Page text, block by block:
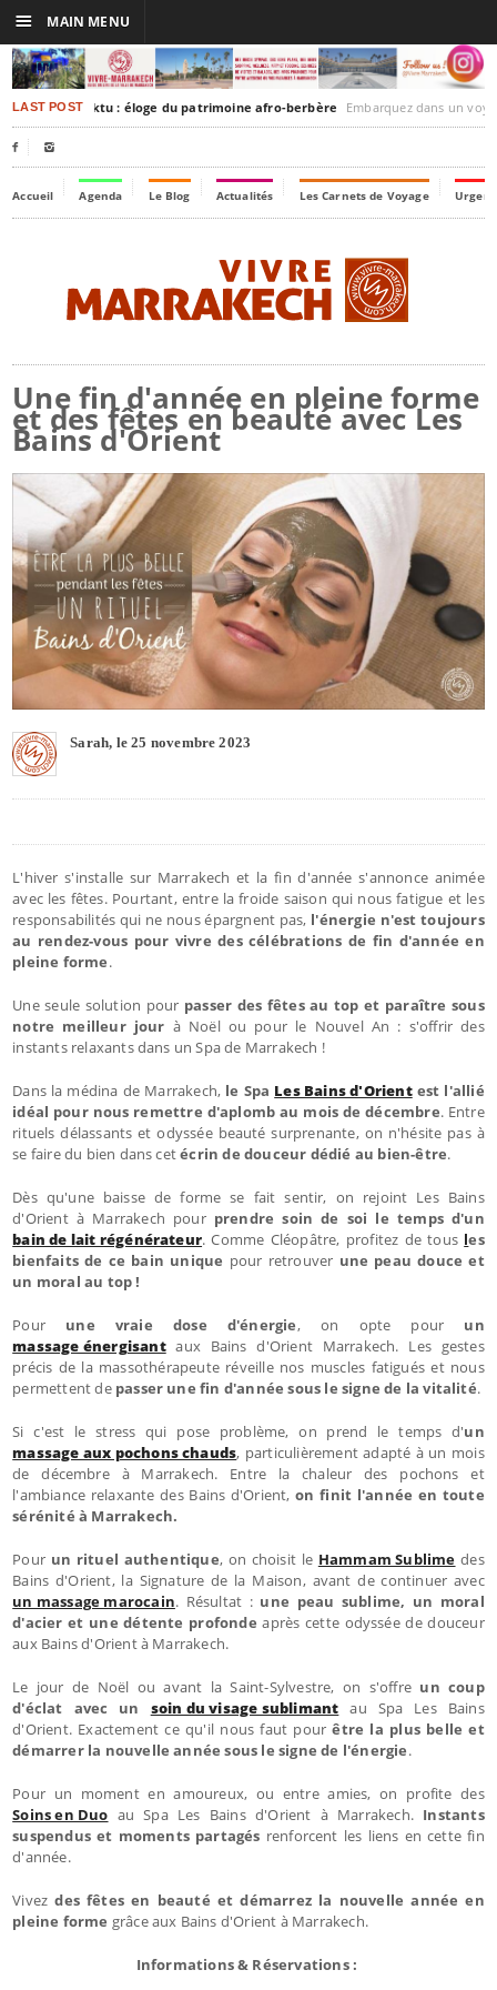
LAST POST
Timbuktu : éloge du patrimoine afro-berbère Embarquez dans un voyage culturel dans le
 
Accueil Agenda Le Blog Actualités Les Carnets de Voyage
Une fin d'année en pleine forme
et des fêtes en beauté avec Les
Bains d'Orient
Sarah, le 25 novembre 2023
L'hiver s'installe sur Marrakech et la fin d'année s'annonce animée
avec les fêtes. Pourtant, entre la froide saison qui nous fatigue et les
responsabilités qui ne nous épargnent pas, l'énergie n'est toujours
au rendez-vous pour vivre des célébrations de fin d'année en
pleine forme.
Une seule solution pour passer des fêtes au top et paraître sous
notre meilleur jour à Noël ou pour le Nouvel An : s'offrir des
instants relaxants dans un Spa de Marrakech !
Dans la médina de Marrakech, le Spa Les Bains d'Orientest l'allié
idéal pour nous remettre d'aplomb au mois de décembre. Entre
rituels délassants et odyssée beauté surprenante, on n'hésite pas à
se faire du bien dans cetécrin de douceur dédié au bien-être.
Dès qu'une baisse de forme se fait sentir, on rejoint Les Bains
d'Orient à Marrakech pour prendre soin de soi le temps d'un
bain de lait régénérateur. Comme Cléopâtre, profitez de tous les
bienfaits de ce bain unique pour retrouver une peau douce et
un moral au top !
Pour une vraie dose d'énergie, on opte pour un
massage énergisantaux Bains d'Orient Marrakech. Les gestes
précis de la massothérapeute réveille nos muscles fatigués et nous
permettent de passer une fin d'année sous le signe de la vitalité.
Si c'est le stress qui pose problème, on prend le temps d'un
massage aux pochons chauds, particulièrement adapté à un mois
de décembre à Marrakech. Entre la chaleur des pochons et
l'ambiance relaxante des Bains d'Orient,on finit l'année en toute
sérénité à Marrakech.
Pour un rituel authentique, on choisit le Hammam Sublime des
Bains d'Orient, la Signature de la Maison, avant de continuer avec
un massage marocain. Résultat : une peau sublime, un moral
d'acier et une détente profonde après cette odyssée de douceur
aux Bains d'Orient à Marrakech.
Le jour de Noël ou avant la Saint-Sylvestre, on s'offre un coup
d'éclat avec un soin du visage sublimant au Spa Les Bains
d'Orient. Exactement ce qu'il nous faut pourêtre la plus belle et
démarrer la nouvelle année sous le signe de l'énergie.
Pour un moment en amoureux, ou entre amies, on profite des
Soins en Duo au Spa Les Bains d'Orient à Marrakech. Instants
suspendus et moments partagés renforcent les liens en cette fin
d'année.
Vivezdes fêtes en beauté et démarrez la nouvelle année en
pleine forme grâce aux Bains d'Orient à Marrakech.
Informations & Réservations :
☰ MAIN MENU